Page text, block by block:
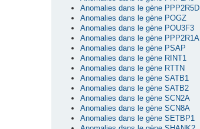
Anomalies dans le gène PPP2R5D
Anomalies dans le gène POGZ
Anomalies dans le gène POU3F3
Anomalies dans le gène PPP2R1A
Anomalies dans le gène PSAP
Anomalies dans le gène RINT1
Anomalies dans le gène RTTN
Anomalies dans le gène SATB1
Anomalies dans le gène SATB2
Anomalies dans le gène SCN2A
Anomalies dans le gène SCN8A
Anomalies dans le gène SETBP1